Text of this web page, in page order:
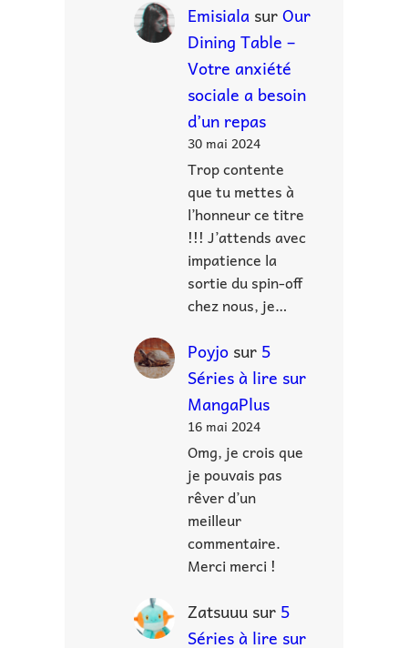
EmisialasurOur
Dining Table –
Votre anxiété
sociale a besoin
d’un repas
30 mai 2024
Trop contente
que tu mettes à
l’honneur ce titre
!!! J’attends avec
impatience la
sortie du spin-off
chez nous, je…
Poyjosur 5
Séries à lire sur
MangaPlus
16 mai 2024
Omg, je crois que
je pouvais pas
rêver d’un
meilleur
commentaire.
Merci merci !
Zatsuuusur 5
Séries à lire sur